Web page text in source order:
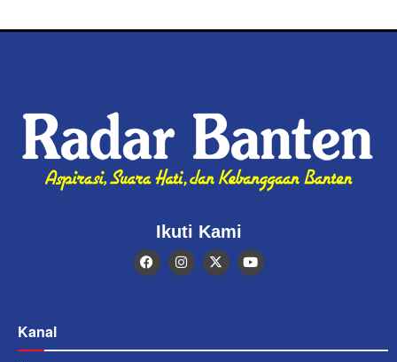
Ikuti Kami
Kanal